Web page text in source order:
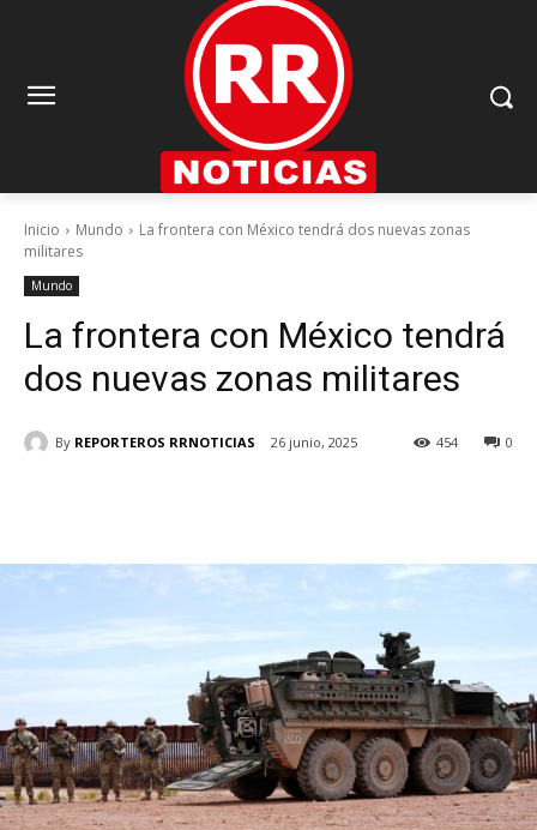
Inicio Mundo
La frontera con México tendrá dos nuevas zonas
militares
Mundo
La frontera con México tendrá
dos nuevas zonas militares
By REPORTEROS RRNOTICIAS 26 junio, 2025 0
454